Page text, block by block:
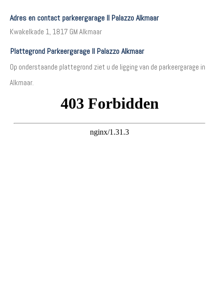
Adres en contact parkeergarage Il Palazzo Alkmaar
Kwakelkade 1, 1817 GM Alkmaar
Plattegrond Parkeergarage Il Palazzo Alkmaar
Op onderstaande plattegrond ziet u de ligging van de parkeergarage in
Alkmaar.